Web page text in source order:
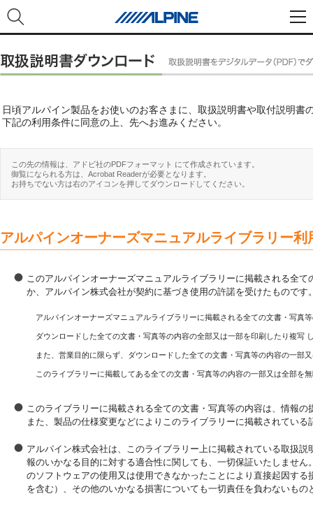
日頃アルパイン製品をお使いのお客さまに、取扱説明書や取付説明書
下記の利用条件に同意の上、先へお進みください。
この先の情報は、アドビ社のPDFフォーマット にて作成されています。
御覧になられる方は、Acrobat Readerが必要となります。
お持ちでない方は右のアイコンを押してダウンロードしてください。
アルパインオーナーズマニュアルライブラリー利
このアルパインオーナーズマニュアルライブラリーに掲載される全
か、アルパイン株式会社が契約に基づき使用の許諾を受けたもので
アルパインオーナーズマニュアルライブラリーに掲載される全ての文書・写真
ダウンロードした全ての文書・写真等の内容の全部又は一部を印刷したり複写
また、営業目的に限らず、ダウンロードした全ての文書・写真等の内容の一
このライブラリーに掲載してある全ての文書・写真等の内容の一部又は全部を
このライブラリーに掲載される全ての文書・写真等の内容は、情報
また、製品の仕様変更などによりこのライブラリーに掲載されてい
アルパイン株式会社は、このライブラリー上に掲載されている取扱
報のいかなる目的に対する適合性に関しても、一切保証いたしませ
のソフトウェアの使用又は使用できなかったことにより直接起因す
を含む）、その他のいかなる損害についても一切責任を負わないもの